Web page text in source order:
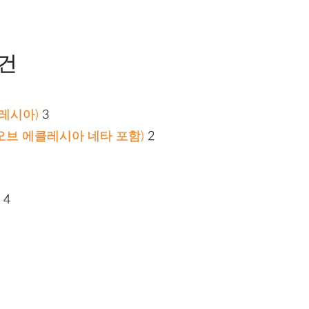
시아) 3
브 에클레시아 네타 포함) 2
4